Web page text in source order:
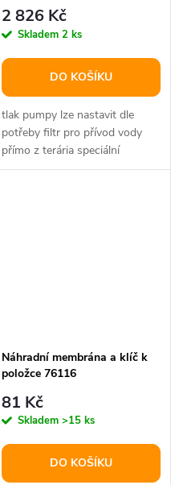
2 826 Kč
Skladem 2 ks
DO KOŠÍKU
tlak pumpy lze nastavit dle
potřeby filtr pro přívod vody
přímo z terária speciální
upevňovací prvky pro
Náhradní membrána a klíč k
položce 76116
81 Kč
Skladem >15 ks
DO KOŠÍKU